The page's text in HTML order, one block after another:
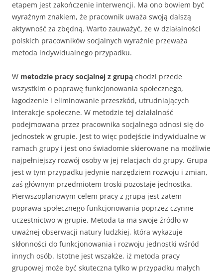
etapem jest zakończenie interwencji. Ma ono bowiem być
wyraźnym znakiem, że pracownik uważa swoją dalszą
aktywność za zbędną. Warto zauważyć, że w działalności
polskich pracowników socjalnych wyraźnie przeważa
metoda indywidualnego przypadku.
W metodzie pracy socjalnej z grupą chodzi przede
wszystkim o poprawę funkcjonowania społecznego,
łagodzenie i eliminowanie przeszkód, utrudniających
interakcje społeczne. W metodzie tej działalność
podejmowana przez pracownika socjalnego odnosi się do
jednostek w grupie. Jest to więc podejście indywidualne w
ramach grupy i jest ono świadomie skierowane na możliwie
najpełniejszy rozwój osoby w jej relacjach do grupy. Grupa
jest w tym przypadku jedynie narzędziem rozwoju i zmian,
zaś głównym przedmiotem troski pozostaje jednostka.
Pierwszoplanowym celem pracy z grupą jest zatem
poprawa społecznego funkcjonowania poprzez czynne
uczestnictwo w grupie. Metoda ta ma swoje źródło w
uważnej obserwacji natury ludzkiej, która wykazuje
skłonności do funkcjonowania i rozwoju jednostki wśród
innych osób. Istotne jest wszakże, iż metoda pracy
grupowej może być skuteczna tylko w przypadku małych